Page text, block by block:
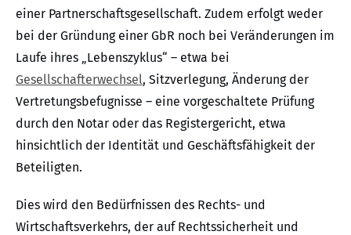
einer Partnerschaftsgesellschaft. Zudem erfolgt weder
bei der Gründung einer GbR noch bei Veränderungen im
Laufe ihres „Lebenszyklus“ – etwa bei
Gesellschafterwechsel, Sitzverlegung, Änderung der
Vertretungsbefugnisse – eine vorgeschaltete Prüfung
durch den Notar oder das Registergericht, etwa
hinsichtlich der Identität und Geschäftsfähigkeit der
Beteiligten.
Dies wird den Bedürfnissen des Rechts- und
Wirtschaftsverkehrs, der auf Rechtssicherheit und